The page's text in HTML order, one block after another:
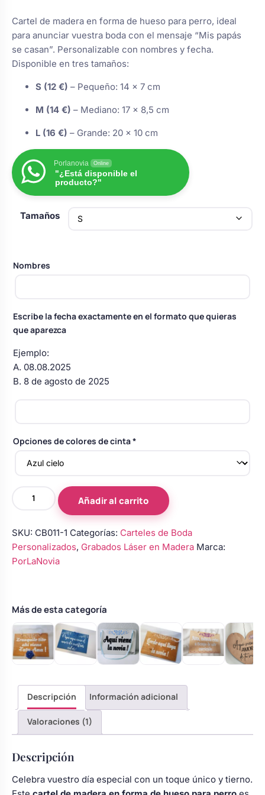
para arras
alianzas
porta alianzas
y pala tarta
floral coche
personalizadas
Rasca y Gana para Comunión:
Sorpresas y Diversión
Detalles de comunión para invitados
Ver todo
Bolsos personalizados
Neceseres personalizados
Otros regalos
Ver todo
cliente
precios:
desde
€12.00
hasta
€16.00
Cartel de madera en forma de hueso para perro, ideal
para anunciar vuestra boda con el mensaje “Mis papás
se casan”. Personalizable con nombres y fecha.
Disponible en tres tamaños:
S (12 €) – Pequeño: 14 × 7 cm
M (14 €) – Mediano: 17 × 8,5 cm
L (16 €) – Grande: 20 × 10 cm
Porlanovia Online
"¿Está disponible el
producto?"
Tamaños
Nombres
Escribe la fecha exactamente en el formato que quieras
que aparezca
Ejemplo:
A. 08.08.2025
B. 8 de agosto de 2025
Opciones de colores de cinta*
para
Perro
–
se
–
Personalizado
con
Fecha
cantidad
Añadir al carrito
SKU: CB011-1 Categorías: Carteles de Boda
Personalizados, Grabados Láser en Madera Marca:
PorLaNovia
Más de esta categoría
Descripción Información adicional
Valoraciones (1)
Descripción
Celebra vuestro día especial con un toque único y tierno.